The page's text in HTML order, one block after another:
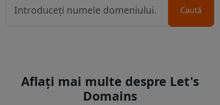
Caută